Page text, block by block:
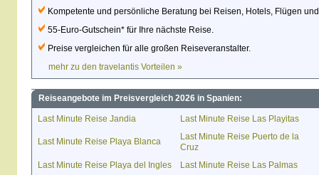
Kompetente und persönliche Beratung bei Reisen, Hotels, Flügen
55-Euro-Gutschein* für Ihre nächste Reise.
Preise vergleichen für alle großen Reiseveranstalter.
mehr zu den travelantis Vorteilen »
Reiseangebote im Preisvergleich 2026 in Spanien:
Last Minute Reise Jandia Last Minute Reise Las Playitas
Last Minute Reise Playa Blanca
Last Minute Reise Puerto de la
Cruz
Last Minute Reise Playa del Ingles
Last Minute Reise Las Palmas